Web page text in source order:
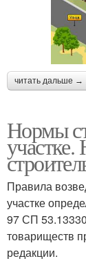
читать дальше →
Нормы
Правила
участке
97 СП
товариществ
редакции.